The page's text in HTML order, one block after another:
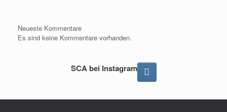
Neueste Kommentare
Es sind keine Kommentare vorhanden.
SCA bei Instagram